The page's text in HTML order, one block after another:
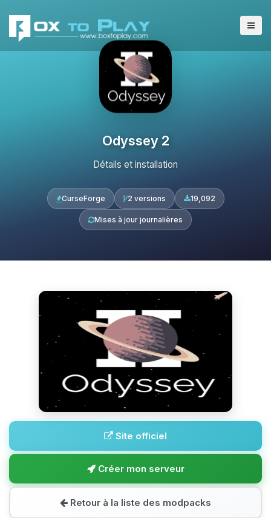
Odyssey 2
Détails et installation
CurseForge 2 versions 19,092
Mises à jour journalières
Site officiel
Créer mon serveur
Retour à la liste des modpacks